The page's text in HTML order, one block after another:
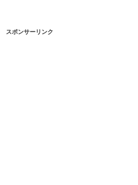
スポンサーリンク